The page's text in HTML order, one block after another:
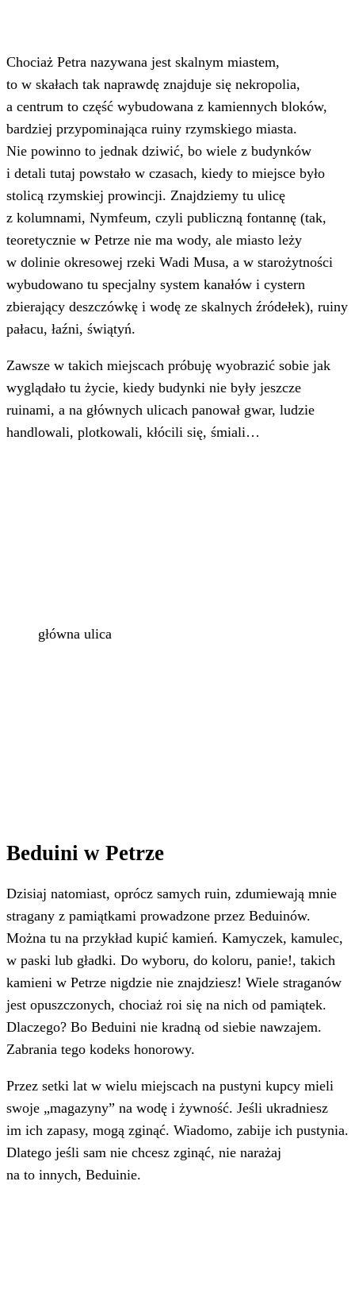
Chociaż Petra nazywana jest skalnym miastem,
to w skałach tak naprawdę znajduje się nekropolia,
a centrum to część wybudowana z kamiennych bloków,
bardziej przypominająca ruiny rzymskiego miasta.
Nie powinno to jednak dziwić, bo wiele z budynków
i detali tutaj powstało w czasach, kiedy to miejsce było
stolicą rzymskiej prowincji. Znajdziemy tu ulicę
z kolumnami, Nymfeum, czyli publiczną fontannę (tak,
teoretycznie w Petrze nie ma wody, ale miasto leży
w dolinie okresowej rzeki Wadi Musa, a w starożytności
wybudowano tu specjalny system kanałów i cystern
zbierający deszczówkę i wodę ze skalnych źródełek), ruiny
pałacu, łaźni, świątyń.
Zawsze w takich miejscach próbuję wyobrazić sobie jak
wyglądało tu życie, kiedy budynki nie były jeszcze
ruinami, a na głównych ulicach panował gwar, ludzie
handlowali, plotkowali, kłócili się, śmiali…
główna ulica
Beduini w Petrze
Dzisiaj natomiast, oprócz samych ruin, zdumiewają mnie
stragany z pamiątkami prowadzone przez Beduinów.
Można tu na przykład kupić kamień. Kamyczek, kamulec,
w paski lub gładki. Do wyboru, do koloru, panie!, takich
kamieni w Petrze nigdzie nie znajdziesz! Wiele straganów
jest opuszczonych, chociaż roi się na nich od pamiątek.
Dlaczego? Bo Beduini nie kradną od siebie nawzajem.
Zabrania tego kodeks honorowy.
Przez setki lat w wielu miejscach na pustyni kupcy mieli
swoje „magazyny” na wodę i żywność. Jeśli ukradniesz
im ich zapasy, mogą zginąć. Wiadomo, zabije ich pustynia.
Dlatego jeśli sam nie chcesz zginąć, nie narażaj
na to innych, Beduinie.